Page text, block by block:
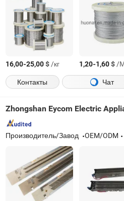
16,00-25,00$/кг 1,20-1,60$/
Контакты
Чат
Zhongshan Eycom Electric
Производитель/Завод OEM/ODM